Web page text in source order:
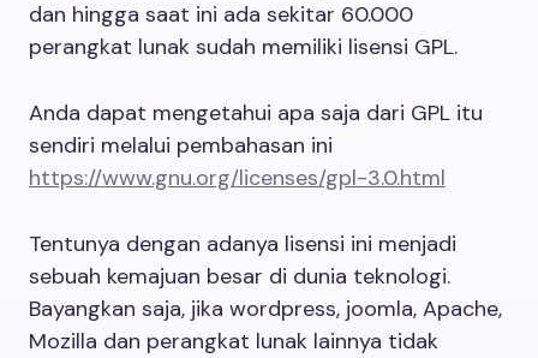
dan hingga saat ini ada sekitar 60.000
perangkat lunak sudah memiliki lisensi GPL.
Anda dapat mengetahui apa saja dari GPL itu
sendiri melalui pembahasan ini
https://www.gnu.org/licenses/gpl-3.0.html
Tentunya dengan adanya lisensi ini menjadi
sebuah kemajuan besar di dunia teknologi.
Bayangkan saja, jika wordpress, joomla, Apache,
Mozilla dan perangkat lunak lainnya tidak